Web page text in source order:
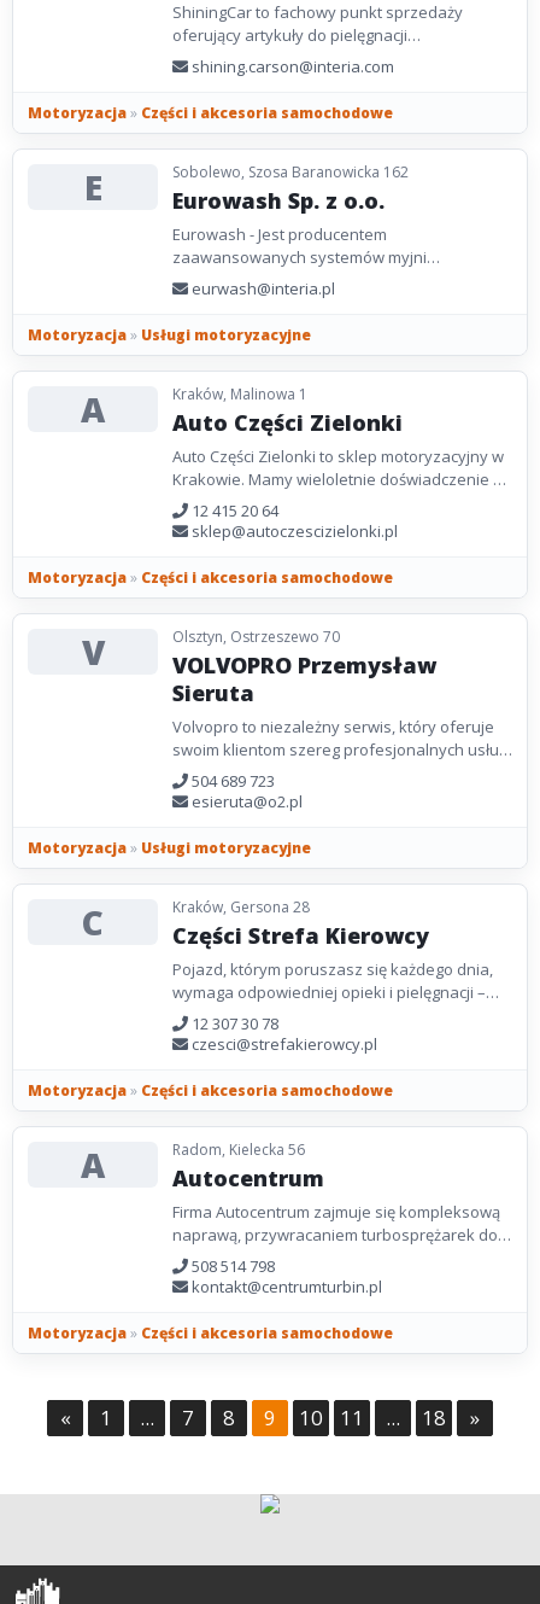
ShiningCar to fachowy punkt sprzedaży
oferujący artykuły do pielęgnacji
samochodów. W naszym wyborze
odnajdziesz środki do oczyszczania...
shining.carson@interia.com
Motoryzacja» Części i akcesoria samochodowe
E Sobolewo, Szosa Baranowicka 162
Eurowash Sp. z o.o.
Eurowash - Jest producentem
zaawansowanych systemów myjni
bezdotykowych, który odgrywa kluczową rolę
w branży motoryzacyjnej. Firma ta wyróżnia...
eurwash@interia.pl
Motoryzacja» Usługi motoryzacyjne
A Kraków, Malinowa 1
Auto Części Zielonki
Auto Części Zielonki to sklep motoryzacyjny w
Krakowie. Mamy wieloletnie doświadczenie w
swojej branży. Nasza sprzedaż
przeprowadzana jest...
12 415 20 64
sklep@autoczescizielonki.pl
Motoryzacja» Części i akcesoria samochodowe
V Olsztyn, Ostrzeszewo 70
VOLVOPRO Przemysław
Sieruta
Volvopro to niezależny serwis, który oferuje
swoim klientom szereg profesjonalnych usług,
dostępnych tylko w tych placówkach.
VolvoPro...
504 689 723
esieruta@o2.pl
Motoryzacja» Usługi motoryzacyjne
C Kraków, Gersona 28
Części Strefa Kierowcy
Pojazd, którym poruszasz się każdego dnia,
wymaga odpowiedniej opieki i pielęgnacji –
wszystko po to, aby jazda była przyjemna,
bezpieczna...
12 307 30 78
czesci@strefakierowcy.pl
Motoryzacja» Części i akcesoria samochodowe
A Radom, Kielecka 56
Autocentrum
Firma Autocentrum zajmuje się kompleksową
naprawą, przywracaniem turbosprężarek do
nowego stanu. Jesteśmy liderem w regeneracji
turbosprężarek...
508 514 798
kontakt@centrumturbin.pl
Motoryzacja» Części i akcesoria samochodowe
« 1 ... 7 8 9 10 11 ... 18 »
Olsztyn